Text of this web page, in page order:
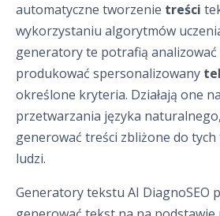
automatyczne tworzenie treści
wykorzystaniu algorytmów
generatory te potrafią analizować
produkować spersonalizowany
określone kryteria. Działają one
przetwarzania języka
generować treści zbliżone do
ludzi.
Generatory tekstu AI DiagnoSEO